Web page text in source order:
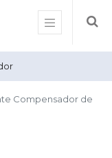
Compensador de